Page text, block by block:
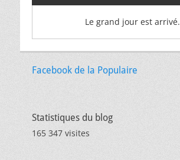
Le grand jour est arrivé.
Facebook de la Populaire
Statistiques du blog
165 347 visites